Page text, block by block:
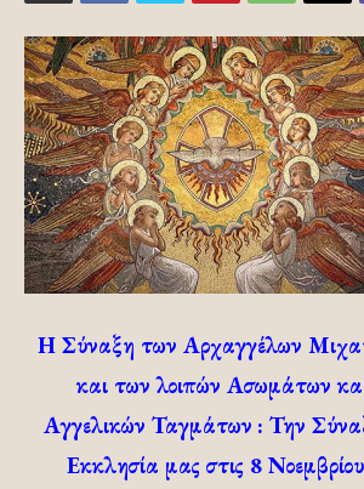
Η Σύναξη των Αρχαγγέλων
και των λοιπών Ασωμάτων
Αγγελικών Ταγμάτων : Την
Εκκλησία μας στις 8 Νοεμβρίου